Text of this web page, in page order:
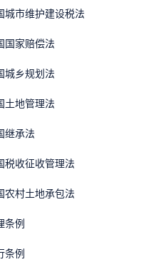
城市维护建设税法
国家赔偿法
城乡规划法
土地管理法
继承法
税收征收管理法
农村土地承包法
条例
条例